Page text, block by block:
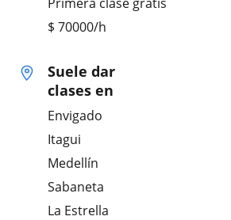
$ 70000/h
Suele dar
clases en
Envigado
Itagui
Medellín
Sabaneta
La Estrella